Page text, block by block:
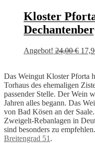
Kloster
Angebot! 24,00€
Das Weingut Kloster Pforta
Torhaus des ehemaligen
passender Stelle. Der Wein
Jahren alles begann. Das
von Bad Kösen an der
Zweigelt-Rebanlagen in
sind besonders zu
Breitengrad 51 .